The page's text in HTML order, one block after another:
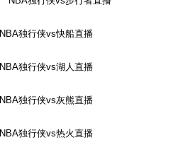
NBA独行侠vs快船直播
NBA独行侠vs湖人直播
NBA独行侠vs灰熊直播
NBA独行侠vs热火直播